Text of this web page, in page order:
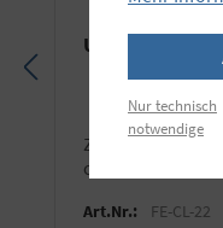
zur Befestigung an Profilen und Rohren mit
ca. 20-60mm
Art.Nr.: FE-CL-22
Nur technisch
notwendige